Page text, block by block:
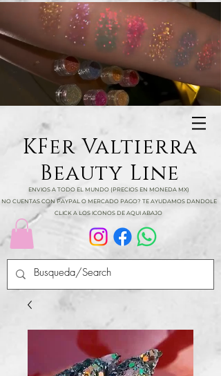
KFer Valtierra
Beauty Line
ENVIOS A TODO EL MUNDO (PRECIOS EN MONEDA MX)
NO CUENTAS CON PAYPAL O MERCADO PAGO? TE AYUDAMOS DANDOLE
CLICK A LOS ICONOS DE AQUI ABAJO